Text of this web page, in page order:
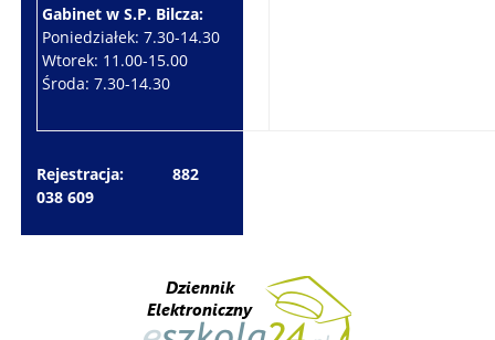
Gabinet w S.P. Bilcza:
Poniedziałek: 7.30-14.30
Wtorek: 11.00-15.00
Środa: 7.30-14.30
Rejestracja: 882
038 609